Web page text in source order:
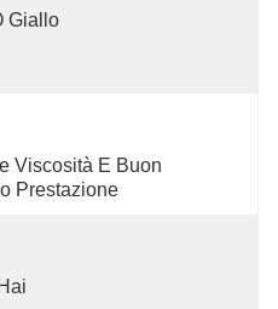
Giallo
Viscosità E Buon
Prestazione